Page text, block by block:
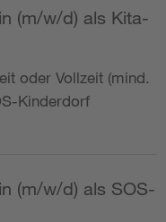
(m/w/d) als Kita-
oder Vollzeit (mind.
Kinderdorf
(m/w/d) als SOS-